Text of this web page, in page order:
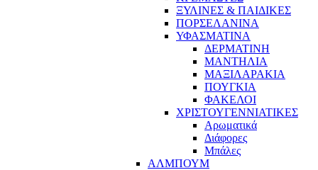
ΞΥΛΙΝΕΣ & ΠΑΙΔΙΚΕΣ
ΠΟΡΣΕΛΑΝΙΝΑ
ΥΦΑΣΜΑΤΙΝA
ΔΕΡΜΑΤΙΝΗ
ΜΑΝΤΗΛΙΑ
ΜΑΞΙΛΑΡΑΚΙΑ
ΠΟΥΓΚΙΑ
ΦΑΚΕΛΟΙ
ΧΡΙΣΤΟΥΓΕΝΝΙΑΤΙΚΕΣ
Αρωματικά
Διάφορες
Μπάλες
ΑΛΜΠΟΥΜ